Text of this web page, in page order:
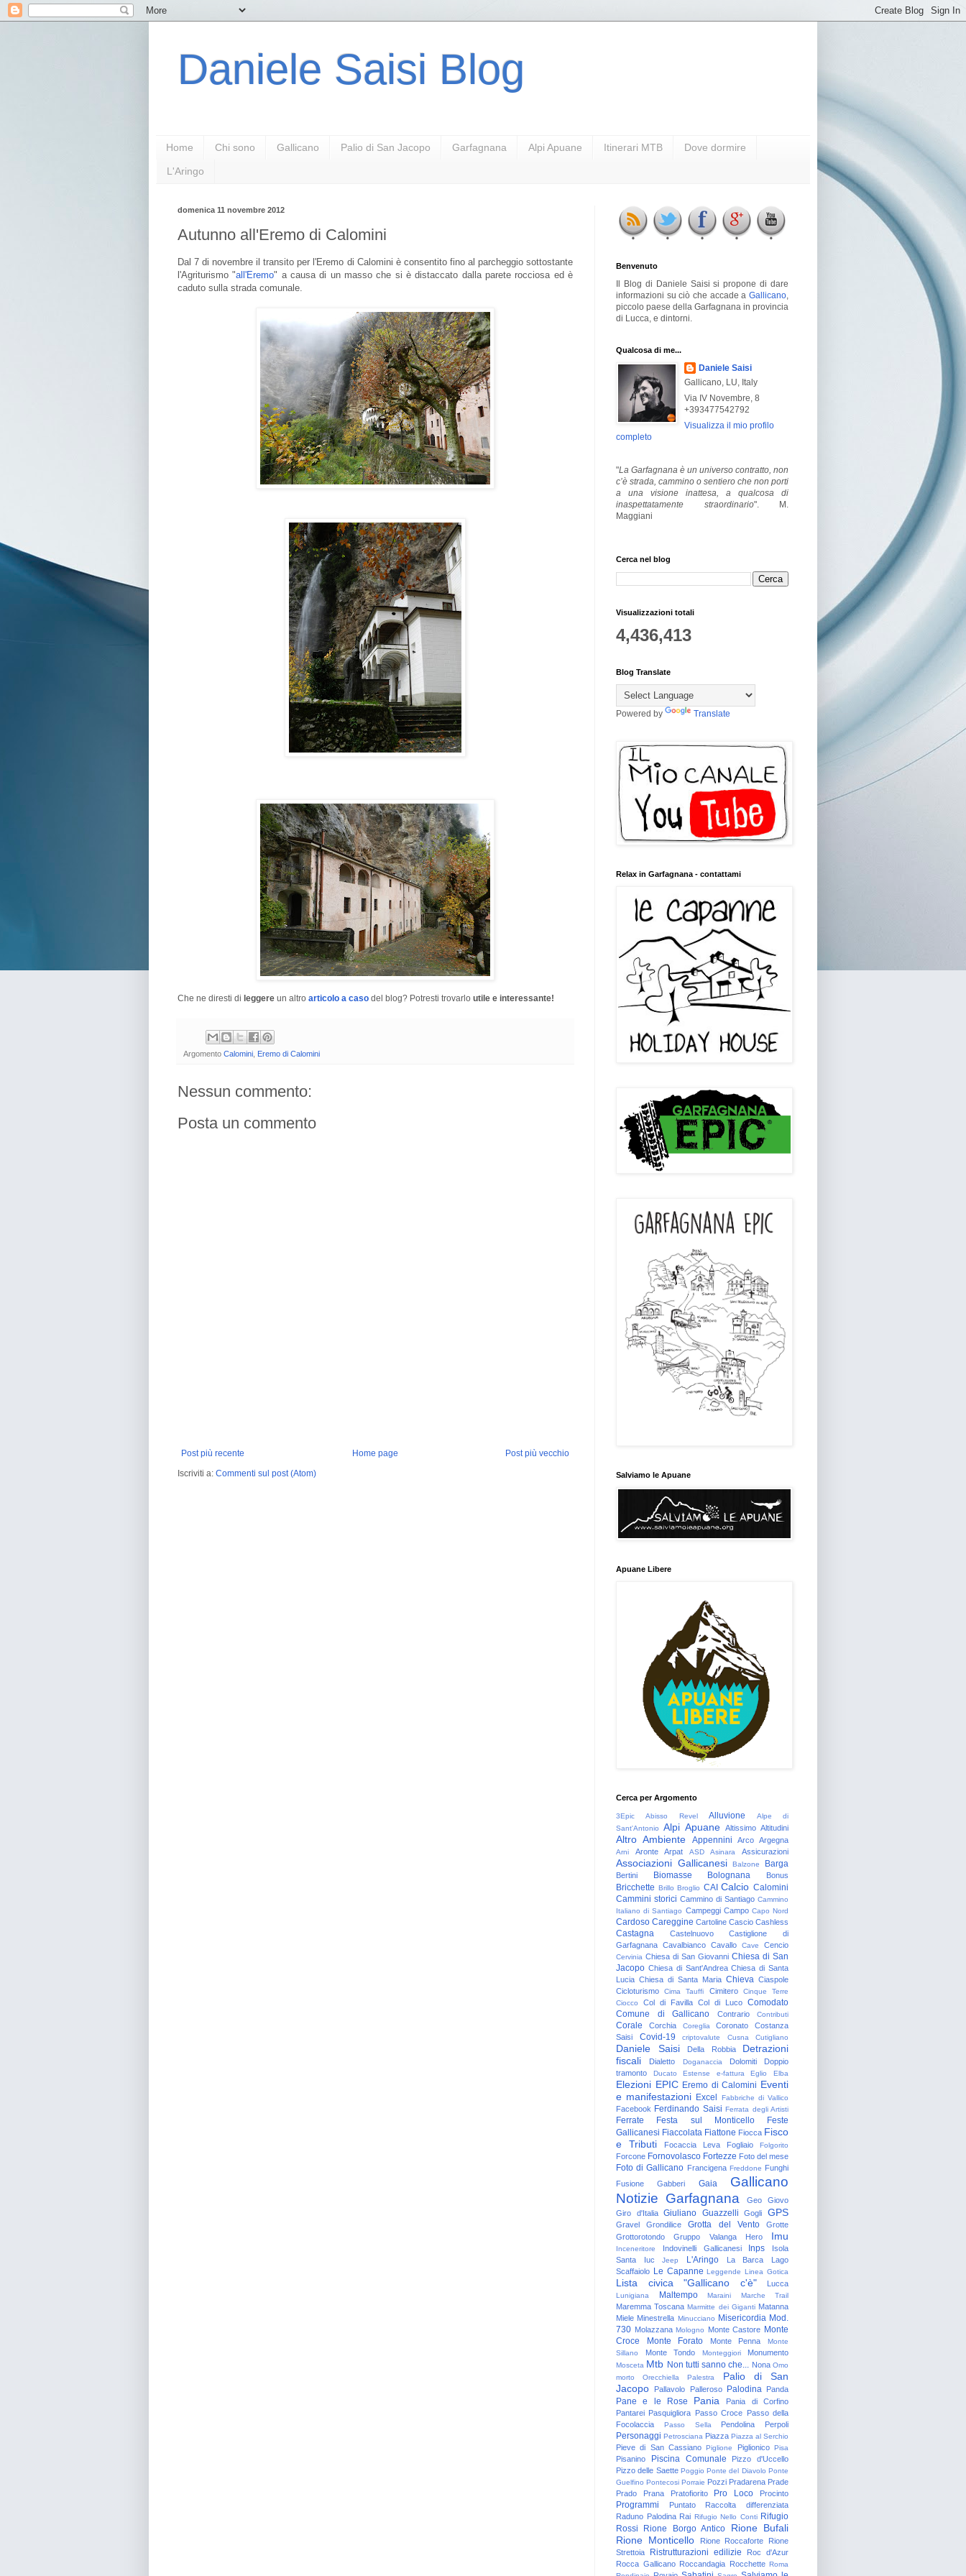
Daniele Saisi Blog
Home Chi sono Gallicano Palio di San Jacopo Garfagnana Alpi Apuane Itinerari MTB Dove dormire
L'Aringo
domenica 11 novembre 2012
Autunno all'Eremo di Calomini
Dal 7 di novembre il transito per l'Eremo di Calomini è consentito fino al parcheggio sottostante
l'Agriturismo "all'Eremo" a causa di un masso che si è distaccato dalla parete rocciosa ed è
caduto sulla strada comunale.
Che ne diresti di leggere un altro articolo a caso del blog? Potresti trovarlo utile e interessante!
Argomento Calomini Eremo di Calomini
Nessun commento:
Posta un commento
Post più recente Post più vecchio
Home page
Iscriviti a: Commenti sul post (Atom)
Benvenuto
Il Blog di Daniele Saisi si propone di dare
informazioni su ciò che accade a Gallicano
piccolo paese della Garfagnana in provincia
di Lucca, e dintorni.
Qualcosa di me...
Daniele Saisi
Gallicano, LU, Italy
Via IV Novembre, 8
+393477542792
Visualizza il mio profilo
completo
"La Garfagnana è un universo contratto, non
c’è strada, cammino o sentiero che non porti
a una visione inattesa, a qualcosa di
inaspettatamente straordinario". M.
Maggiani
Cerca nel blog
Visualizzazioni totali
4,436,413
Blog Translate
Powered by Translate
Relax in Garfagnana - contattami
Salviamo le Apuane
Apuane Libere
Cerca per Argomento
3Epic Abisso Revel Alluvione
Alpe di
Sant'Antonio
Alpi Apuane Altissimo Altitudini
Altro Ambiente Appennini Arco Argegna
Arni Aronte Arpat ASD Asinara Assicurazioni
Associazioni Gallicanesi Balzone Barga
Bertini Biomasse Bolognana Bonus
Bricchette Brillo Broglio CAI Calcio Calomini
Cammini storici Cammino di Santiago Cammino
Italiano di Santiago Campeggi Campo Capo Nord
Cardoso Careggine Cartoline Cascio Cashless
Castagna Castelnuovo
Castiglione di
Garfagnana Cavalbianco Cavallo Cave Cencio
Cervinia Chiesa di San Giovanni Chiesa di San
Jacopo Chiesa di Sant'Andrea Chiesa di Santa
Lucia Chiesa di Santa Maria Chieva Ciaspole
Cicloturismo
Cima Tauffi Cimitero
Cinque Terre
Ciocco
Col di Favilla Col di Luco Comodato
Comune di Gallicano
Contrario Contributi
Corale Corchia Coreglia Coronato
Costanza
Saisi
Covid-19 criptovalute Cusna Cutigliano
Daniele Saisi Della Robbia
Detrazioni
fiscali
Dialetto Doganaccia Dolomiti
Doppio
tramonto
Ducato Estense e-fattura Eglio Elba
Elezioni EPIC Eremo di Calomini Eventi
e manifestazioni Excel Fabbriche di Vallico
Facebook Ferdinando Saisi Ferrata degli Artisti
Ferrate Festa sul Monticello
Feste
Gallicanesi Fiaccolata Fiattone Fiocca Fisco
e Tributi
Focaccia Leva Fogliaio Folgorito
Forcone Fornovolasco Fortezze Foto del mese
Foto di Gallicano Francigena Freddone Funghi
Fusione
Gabberi Gaia
Gallicano
Notizie Garfagnana Geo
Giovo
Giro d'Italia
Giuliano Guazzelli Gogli GPS
Gravel Grondilice Grotta del Vento
Grotte
Grottorotondo
Gruppo Valanga Hero Imu
Inceneritore Indovinelli Gallicanesi Inps
Isola
Santa
Iuc Jeep L'Aringo La Barca
Lago
Scaffaiolo Le Capanne Leggende Linea Gotica
Lista civica "Gallicano c'è" Lucca
Lunigiana Maltempo Maraini Marche Trail
Maremma Toscana Marmitte dei Giganti Matanna
Miele Minestrella Minucciano Misericordia Mod.
730 Molazzana Mologno Monte Castore Monte
Croce
Monte Forato Monte Penna
Monte
Sillano
Monte Tondo Monteggiori Monumento
Mosceta Mtb Non tutti sanno che... Nona Omo
morto
Orecchiella Palestra
Palio di San
Jacopo
Pallavolo Palleroso Palodina Panda
Pane e le Rose Pania
Pania di Corfino
Pantarei Pasquigliora Passo Croce Passo della
Focolaccia
Passo Sella Pendolina Perpoli
Personaggi Petrosciana Piazza Piazza al Serchio
Pieve di San Cassiano Piglione Piglionico Pisa
Pisanino Piscina Comunale
Pizzo d'Uccello
Pizzo delle Saette Poggio Ponte del Diavolo Ponte
Guelfino Pontecosi Porraie Pozzi Pradarena Prade
Prado
Prana Pratofiorito Pro Loco Procinto
Programmi Puntato
Raccolta differenziata
Raduno Palodina Rai Rifugio Nello Conti Rifugio
Rossi
Rione Borgo Antico
Rione Bufali
Rione Monticello
Rione Roccaforte
Rione
Strettoia
Ristrutturazioni edilizie
Roc d'Azur
Rocca Gallicano Roccandagia Rocchette Roma